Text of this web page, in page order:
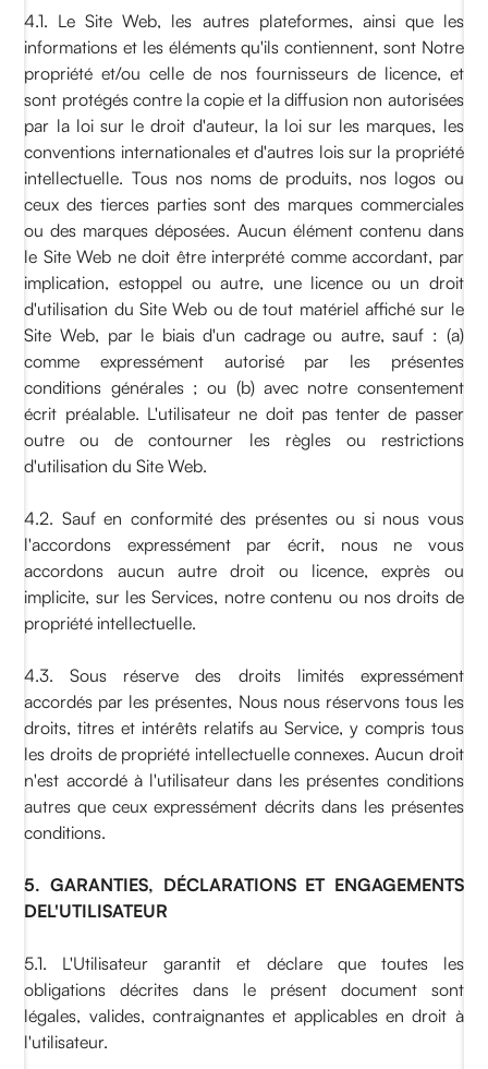
4.1. Le Site Web, les autres plateformes, ainsi que les
informations et les éléments qu'ils contiennent, sont Notre
propriété et/ou celle de nos fournisseurs de licence, et
sont protégés contre la copie et la diffusion non autorisées
par la loi sur le droit d'auteur, la loi sur les marques, les
conventions internationales et d'autres lois sur la propriété
intellectuelle. Tous nos noms de produits, nos logos ou
ceux des tierces parties sont des marques commerciales
ou des marques déposées. Aucun élément contenu dans
le Site Web ne doit être interprété comme accordant, par
implication, estoppel ou autre, une licence ou un droit
d'utilisation du Site Web ou de tout matériel affiché sur le
Site Web, par le biais d'un cadrage ou autre, sauf : (a)
comme expressément autorisé par les présentes
conditions générales ; ou (b) avec notre consentement
écrit préalable. L'utilisateur ne doit pas tenter de passer
outre ou de contourner les règles ou restrictions
d'utilisation du Site Web.
4.2. Sauf en conformité des présentes ou si nous vous
l'accordons expressément par écrit, nous ne vous
accordons aucun autre droit ou licence, exprès ou
implicite, sur les Services, notre contenu ou nos droits de
propriété intellectuelle.
4.3. Sous réserve des droits limités expressément
accordés par les présentes, Nous nous réservons tous les
droits, titres et intérêts relatifs au Service, y compris tous
les droits de propriété intellectuelle connexes. Aucun droit
n'est accordé à l'utilisateur dans les présentes conditions
autres que ceux expressément décrits dans les présentes
conditions.
5. GARANTIES, DÉCLARATIONS ET ENGAGEMENTS
DEL'UTILISATEUR
5.1. L'Utilisateur garantit et déclare que toutes les
obligations décrites dans le présent document sont
légales, valides, contraignantes et applicables en droit à
l'utilisateur.